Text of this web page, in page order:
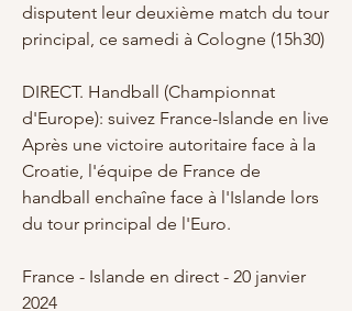
disputent leur deuxième match du tour
principal, ce samedi à Cologne (15h30)
DIRECT. Handball (Championnat
d'Europe): suivez France-Islande en live
Après une victoire autoritaire face à la
Croatie, l'équipe de France de
handball enchaîne face à l'Islande lors
du tour principal de l'Euro.
France - Islande en direct - 20 janvier
2024